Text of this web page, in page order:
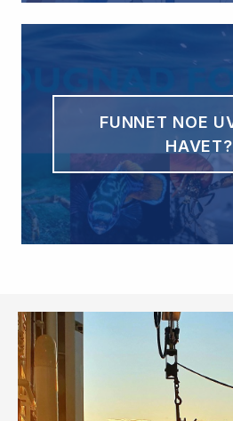
FUNNET NOE
HAVET?